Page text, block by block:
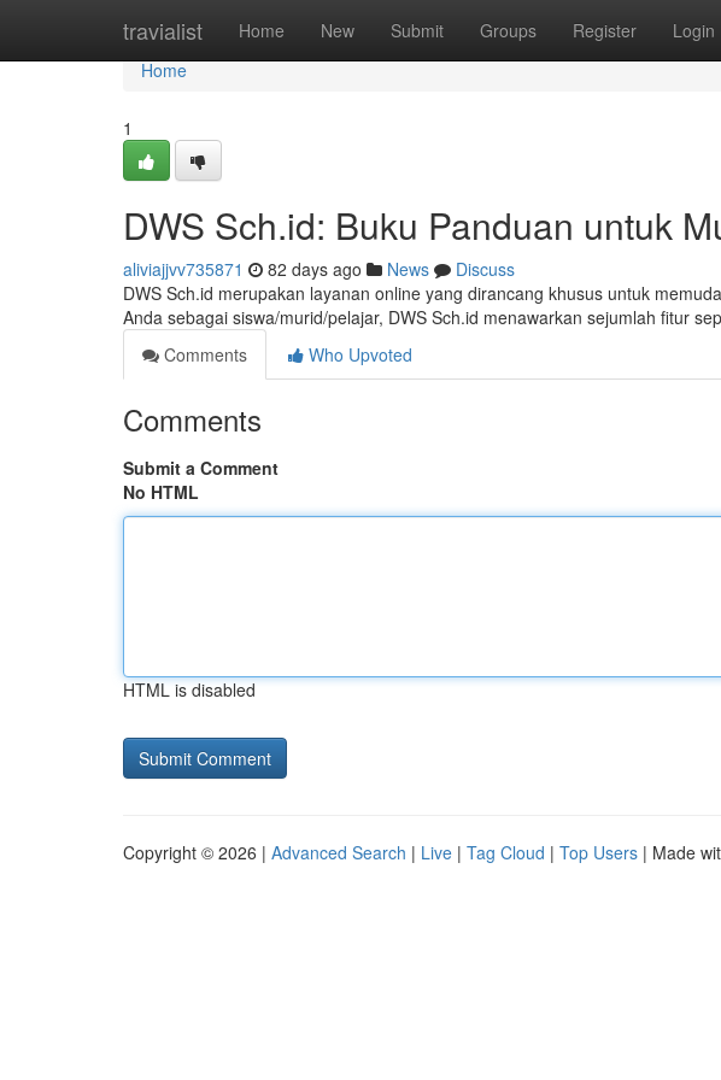
travialist Home New Submit Groups Register Login
Home
Home
1
DWS Sch.id: Buku Panduan untuk
aliviajjvv735871 82 days ago News
Discuss
DWS Sch.id merupakan layanan online yang dirancang khusus untuk
Anda sebagai siswa/murid/pelajar, DWS Sch.id menawarkan sejumlah fitur
Comments
Who Upvoted
Comments
Submit a Comment
No HTML
HTML is disabled
Copyright © 2026 | Advanced Search | Live | Tag Cloud | Top Users | Made